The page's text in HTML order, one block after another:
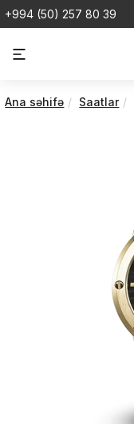
+994 (50) 257 80 39
Ana səhifə Saatlar